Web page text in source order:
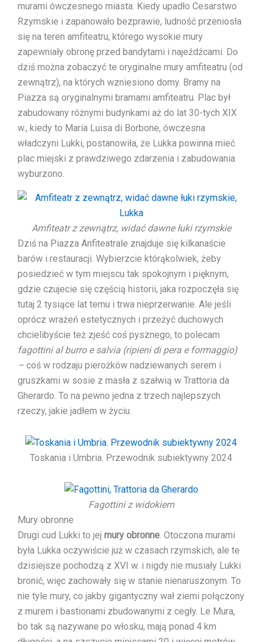
murami ówczesnego miasta. Kiedy upadło Cesarstwo
Rzymskie i zapanowało bezprawie, ludność przeniosła
się na teren amfiteatru, którego wysokie mury
zapewniały obronę przed bandytami i najeźdźcami. Do
dziś można zobaczyć te oryginalne mury amfiteatru (od
zewnątrz), na których wzniesiono domy. Bramy na
Piazza są oryginalnymi bramami amfiteatru. Plac był
zabudowany różnymi budynkami aż do lat 30-tych XIX
w., kiedy to Maria Luisa di Borbone, ówczesna
władczyni Lukki, postanowiła, że Lukka powinna mieć
plac miejski z prawdziwego zdarzenia i zabudowania
wyburzono.
Amfiteatr z zewnątrz, widać dawne łuki rzymskie
Dziś na Piazza Anfiteatrale znajduje się kilkanaście
barów i restauracji. Wybierzcie którąkolwiek, żeby
posiedzieć w tym miejscu tak spokojnym i pięknym,
gdzie czujecie się częścią historii, jaka rozpoczęła się
tutaj 2 tysiące lat temu i trwa nieprzerwanie. Ale jeśli
oprócz wrażeń estetycznych i przeżyć duchowych
chcielibyście też zjeść coś pysznego, to polecam
fagottini al burro e salvia (ripieni di pera e formaggio)
– coś w rodzaju pierożków nadziewanych serem i
gruszkami w sosie z masła z szałwią w Trattoria da
Gherardo. To na pewno jedna z trzech najlepszych
rzeczy, jakie jadłem w życiu.
Toskania i Umbria. Przewodnik subiektywny 2024
Fagottini z widokiem
Mury obronne
Drugi cud Lukki to jej mury obronne . Otoczona murami
była Lukka oczywiście już w czasach rzymskich, ale te
dzisiejsze pochodzą z XVI w. i nigdy nie musiały Lukki
bronić, więc zachowały się w stanie nienaruszonym. To
nie tyle mury, co jakby gigantyczny wał ziemi połączony
z murem i bastionami zbudowanymi z cegły. Le Mura,
bo tak są nazywane po włosku, mają ponad 4 km